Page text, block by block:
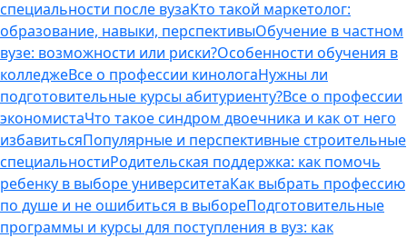
специальности после вузаКто такой маркетолог:
образование, навыки, перспективыОбучение в частном
вузе: возможности или риски?Особенности обучения в
колледжеВсе о профессии кинологаНужны ли
подготовительные курсы абитуриенту?Все о профессии
экономистаЧто такое синдром двоечника и как от него
избавитьсяПопулярные и перспективные строительные
специальностиРодительская поддержка: как помочь
ребенку в выборе университетаКак выбрать профессию
по душе и не ошибиться в выбореПодготовительные
программы и курсы для поступления в вуз: как